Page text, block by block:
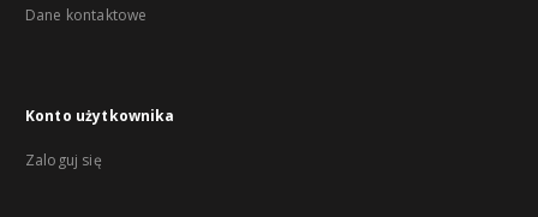
Dane kontaktowe
Konto użytkownika
Zaloguj się